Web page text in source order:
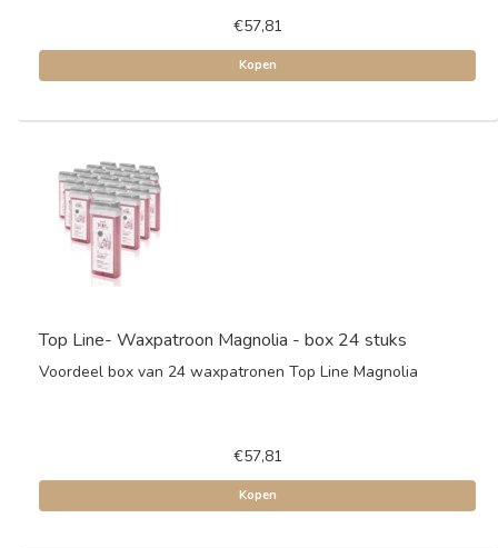
€57,81
Kopen
Top Line- Waxpatroon Magnolia - box 24 stuks
Voordeel box van 24 waxpatronen Top Line Magnolia
€57,81
Kopen